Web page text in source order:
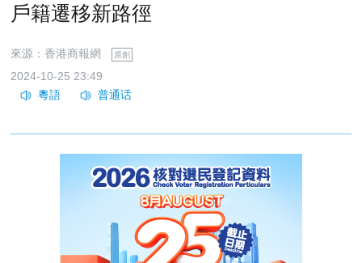
戶籍遷移新路徑
來源：香港商報網 原創
2024-10-25 23:49